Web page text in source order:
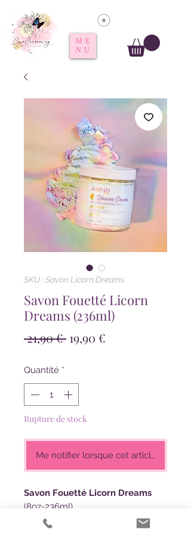
ME
NU
SKU : Savon.Licorn.Dreams
Savon Fouetté Licorn
Dreams (236ml)
21,90 € Prix
19,90 €
Quantité *
Rupture de stock
Me notifier lorsque cet article est
Savon Fouetté Licorn Dreams
(8oz-236ml)